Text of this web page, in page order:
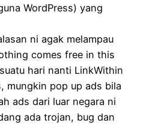
WordPress) yang
ni agak melampau
comes free in this
hari nanti LinkWithin
mungkin pop up ads bila
ads dari luar negara ni
ada trojan, bug dan